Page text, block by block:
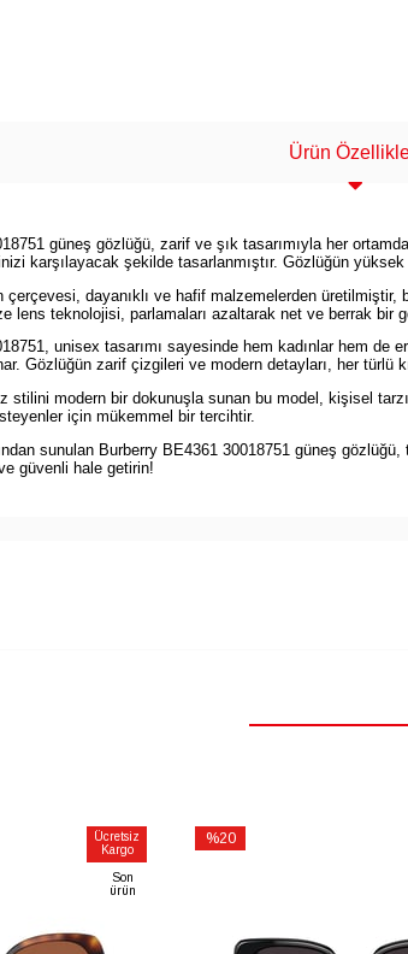
Ürün
güneş gözlüğü, zarif ve şık tasarımıyla her
karşılayacak şekilde tasarlanmıştır. Gözlüğün
çerçevesi, dayanıklı ve hafif malzemelerden üretilmiştir,
lens teknolojisi, parlamaları azaltarak net ve berrak
unisex tasarımı sayesinde hem kadınlar hem
Gözlüğün zarif çizgileri ve modern detayları, her
stilini modern bir dokunuşla sunan bu model, kişisel
için mükemmel bir tercihtir.
sunulan Burberry BE4361 30018751 güneş
güvenli hale getirin!
Ücretsiz
Kargo
Son
ürün
%20